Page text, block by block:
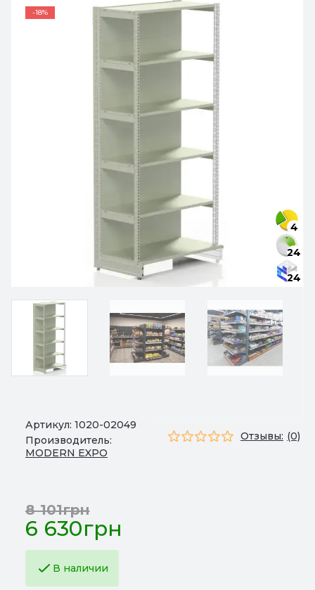
-18%
4
24
24
Артикул: 1020-02049
Производитель:
MODERN EXPO
Отзывы: (0)
6 630грн
8 101грн
В наличии